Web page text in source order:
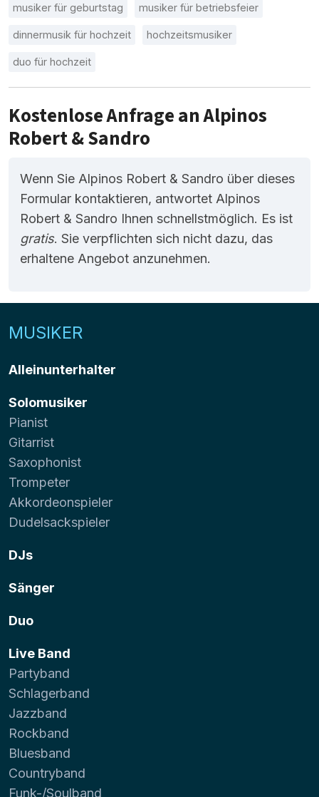
musiker für geburtstag musiker für betriebsfeier
dinnermusik für hochzeit hochzeitsmusiker
duo für hochzeit
Kostenlose Anfrage an Alpinos
Robert & Sandro
Wenn Sie Alpinos Robert & Sandro über dieses
Formular kontaktieren, antwortet Alpinos
Robert & Sandro Ihnen schnellstmöglich. Es ist
gratis. Sie verpflichten sich nicht dazu, das
erhaltene Angebot anzunehmen.
MUSIKER
Alleinunterhalter
Solomusiker
Pianist
Gitarrist
Saxophonist
Trompeter
Akkordeonspieler
Dudelsackspieler
DJs
Sänger
Duo
Live Band
Partyband
Schlagerband
Jazzband
Rockband
Bluesband
Countryband
Funk-/Soulband